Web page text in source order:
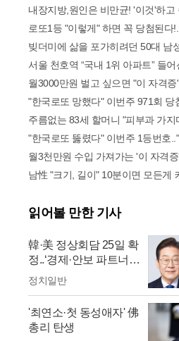
내장지방,원인은 비만균! '이것'하고
로또1등 "이렇게" 하면 꼭 당첨된다!...
서울 천호역 “국내 1위 아파트” 들
월3000만원 벌고 싶으면 "이 자격증
주름없는 83세 할머니 "피부과 가지
"한국로또 뚫렸다" 이번주 1등번호
월3천만원 수입 가져가는 '이 자격
남性 "크기, 길이" 10분이면 모든게
읽어볼 만한 기사
韓·美 정상회담 25일 확
정..‘경제·안보 파트너
십’ 본격 시동
정치일반
'최연소·첫 동성애자' 佛
총리 탄생